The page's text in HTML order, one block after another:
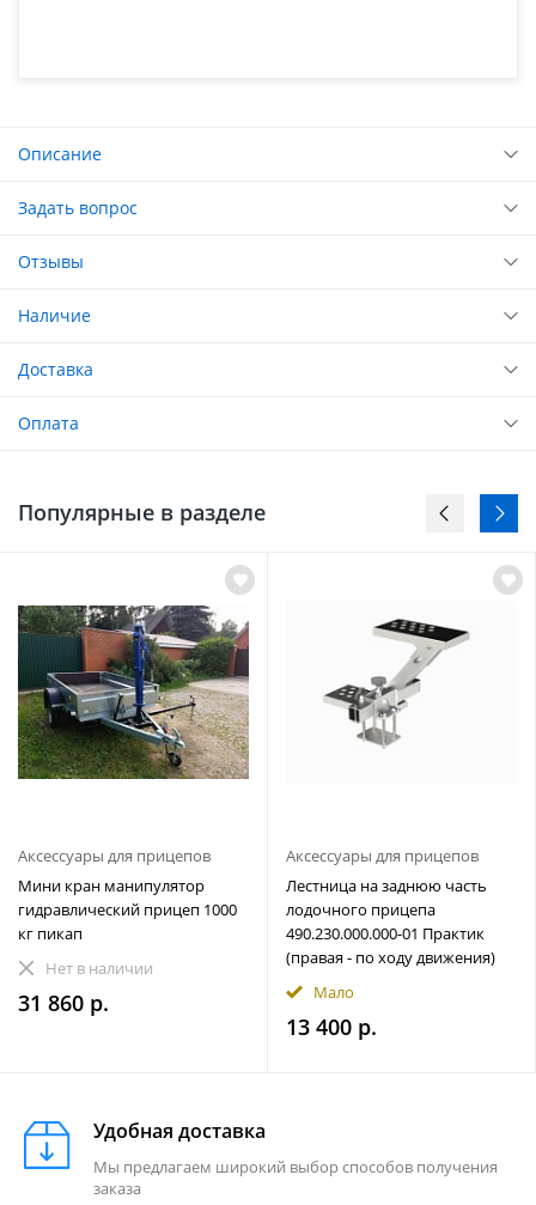
Описание
Задать вопрос
Отзывы
Наличие
Доставка
Оплата
Популярные в разделе
Аксессуары для прицепов
Мини кран манипулятор
гидравлический прицеп 1000
кг пикап
Нет в наличии
31 860 р.
Аксессуары для прицепов
Лестница на заднюю часть
лодочного прицепа
490.230.000.000-01 Практик
(правая - по ходу движения)
Мало
13 400 р.
Удобная доставка
Мы предлагаем широкий выбор способов получения
заказа